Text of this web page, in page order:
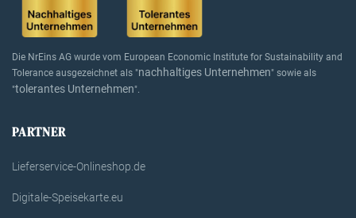
Die NrEins AG wurde vom European Economic Institute for Sustainability and
Tolerance ausgezeichnet als "nachhaltiges Unternehmen" sowie als
"tolerantes Unternehmen".
PARTNER
Lieferservice-Onlineshop.de
Digitale-Speisekarte.eu